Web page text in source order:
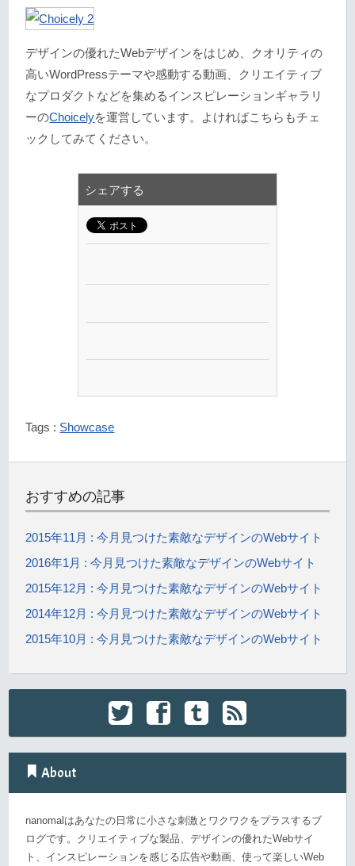
デザインの優れたWebデザインをはじめ、クオリティの
高いWordPressテーマや感動する動画、クリエイティブ
なプロダクトなどを集めるインスピレーションギャラリ
ーのChoicelyを運営しています。よければこちらもチェ
ックしてみてください。
シェアする
Tags : Showcase
おすすめの記事
2015年11月 : 今月見つけた素敵なデザインのWebサイト
2016年1月 : 今月見つけた素敵なデザインのWebサイト
2015年12月 : 今月見つけた素敵なデザインのWebサイト
2014年12月 : 今月見つけた素敵なデザインのWebサイト
2015年10月 : 今月見つけた素敵なデザインのWebサイト
About
nanomalはあなたの日常に小さな刺激とワクワクをプラスするブ
ログです。クリエイティブな製品、デザインの優れたWebサイ
ト、インスピレーションを感じる広告や動画、使って楽しいWeb